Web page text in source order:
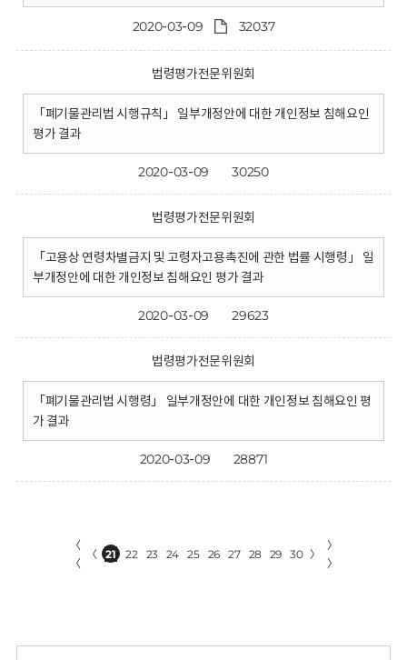
2020-03-09 32037
법령평가전문위원회
「폐기물관리법 시행규칙」 일부개정안에 대한 개인정보 침해요인
평가 결과
2020-03-09 30250
법령평가전문위원회
「고용상 연령차별금지 및 고령자고용촉진에 관한 법률 시행령」 일
부개정안에 대한 개인정보 침해요인 평가 결과
2020-03-09 29623
법령평가전문위원회
「폐기물관리법 시행령」 일부개정안에 대한 개인정보 침해요인 평
가 결과
2020-03-09 28871
〈
〈
〈 21 22 23 24 25 26 27 28 29 30 〉
〉
〉